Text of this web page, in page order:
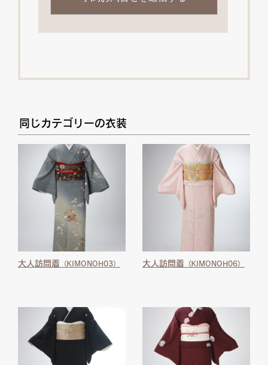
同じカテゴリーの衣装
大人訪問着 （KIMONOH03） 大人訪問着 （KIMONOH06）